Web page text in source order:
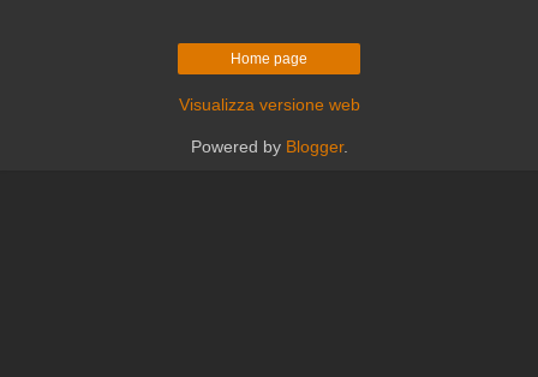
Home page
Visualizza versione web
Powered by Blogger.